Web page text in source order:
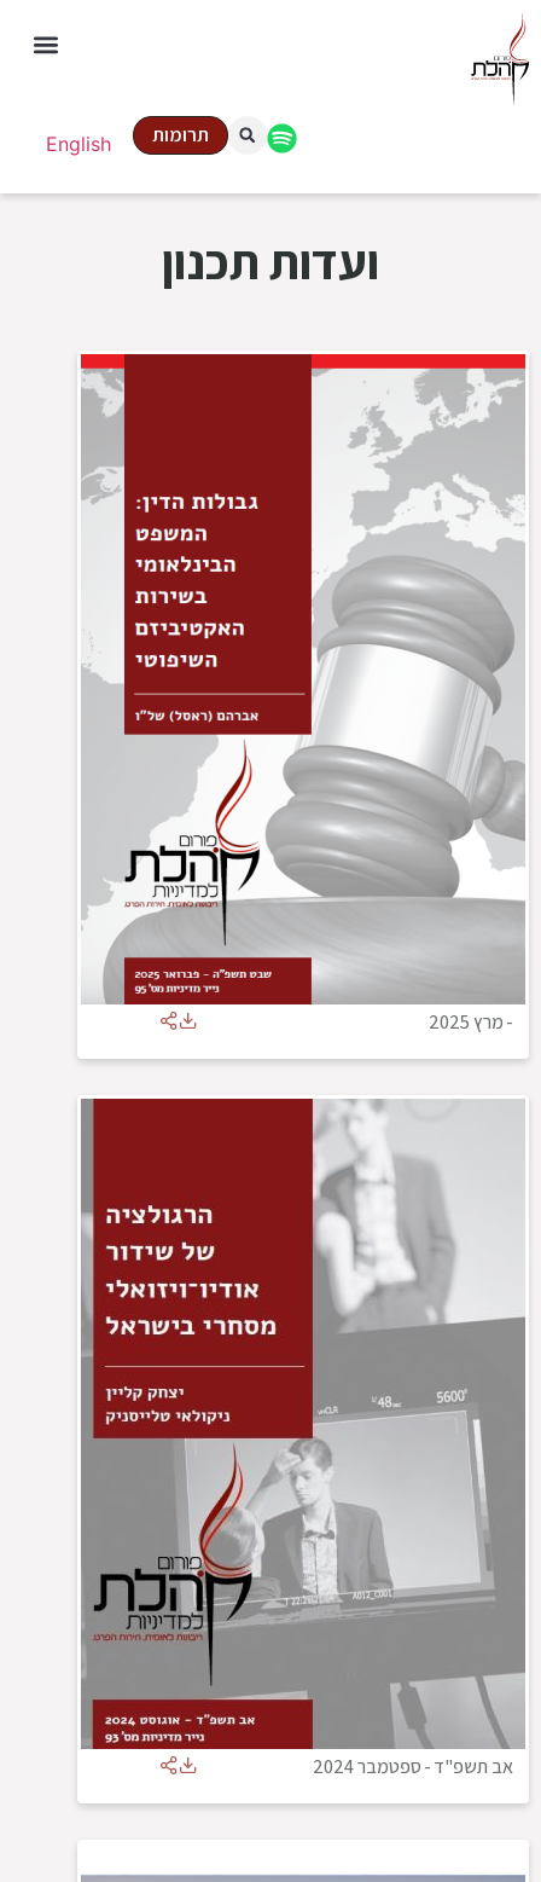
English תרומות
ועדות תכנון
-מרץ 2025
אב תשפ"ד-ספטמבר 2024